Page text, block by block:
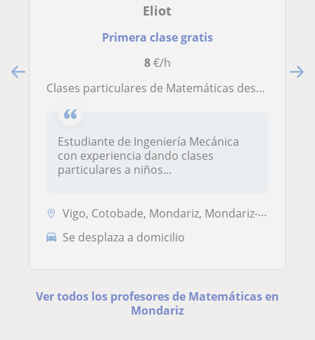
Eliot
Primera clase gratis
8€/h
Clases particulares de Matemáticas desde Primaria hasta Segundo de Bachillerato
Estudiante de Ingeniería Mecánica
con experiencia dando clases
particulares a niños...
Vigo, Cotobade, Mondariz, Mondariz-Balneario, Ponteareas
Se desplaza a domicilio
Ver todos los profesores de Matemáticas en
Mondariz